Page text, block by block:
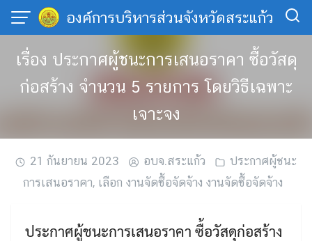
Skip
content
องค์การบริหารส่วนจังหวัดสระแก้ว
เรื่อง ประกาศผู้ชนะการเสนอราคา ซื้อวัสดุ
ก่อสร้าง จำนวน 5 รายการ โดยวิธีเฉพาะ
เจาะจง
21 กันยายน 2023 อบจ.สระแก้ว
ประกาศผู้ชนะ
การเสนอราคา, เลือก งานจัดซื้อจัดจ้าง งานจัดซื้อจัดจ้าง
ประกาศผู้ชนะการเสนอราคา ซื้อวัสดุก่อสร้าง